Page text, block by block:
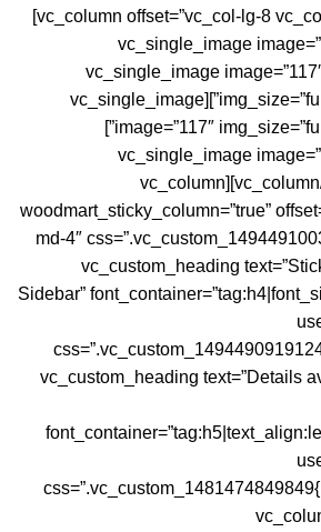
!important;}”][vc_column offset=”vc_col-lg-8 vc_col-md-8″]
[vc_single_image
alignment=”center”][vc_single_image
img_size=”full” alignment=”center”][vc_single_image
image=”117″ img_size=”full” alignment=”center”]
[vc_single_image
alignment=”center”][/vc_column][vc_column
woodmart_sticky_column=”true”
md-4″
15px !important;}”][vc_custom_heading
Sidebar”
!important;}”][vc_custom_heading